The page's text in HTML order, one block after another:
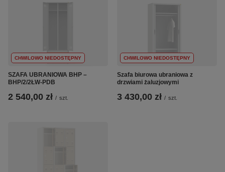
CHWILOWO NIEDOSTĘPNY
SZAFA UBRANIOWA BHP –
BHP/2/2ŁW-PDB
2 540,00 zł / szt.
CHWILOWO NIEDOSTĘPNY
Szafa biurowa ubraniowa z
drzwiami żaluzjowymi
3 430,00 zł / szt.